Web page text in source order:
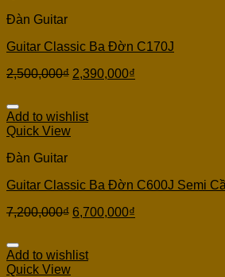
Đàn Guitar
Guitar Classic Ba Đờn C170J
2,500,000₫ 2,390,000₫
Add to wishlist
Quick View
Đàn Guitar
Guitar Classic Ba Đờn C600J Semi
7,200,000₫ 6,700,000₫
Add to wishlist
Quick View